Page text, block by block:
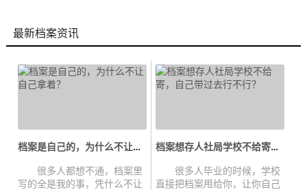
最新档案资讯
档案是自己的，为什么不让自己拿着...
很多人都想不通，档案里
写的全是我的事，凭什么不让
档案想存人社局学校不给寄，自己带...
很多人毕业的时候，学校
直接把档案甩给你，让你自己